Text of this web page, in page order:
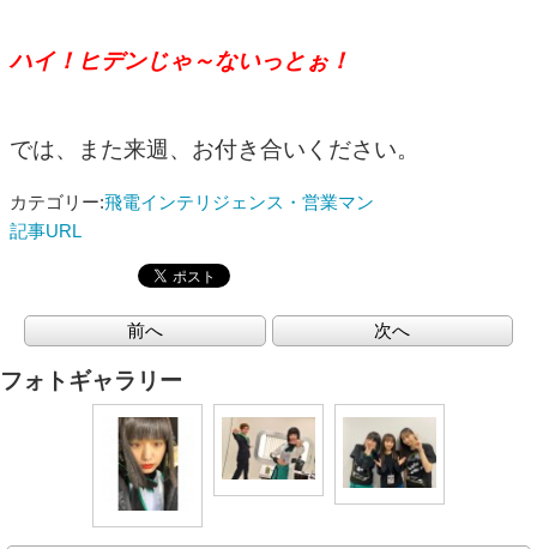
ハイ！ヒデンじゃ～ないっとぉ！
では、また来週、お付き合いください。
カテゴリー:飛電インテリジェンス・営業マン
記事URL
前へ 次へ
フォトギャラリー